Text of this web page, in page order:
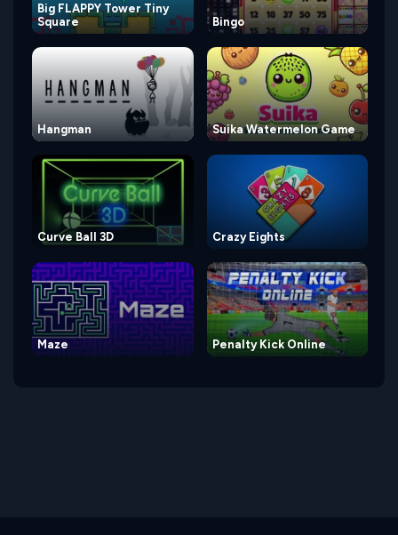
Big FLAPPY Tower Tiny
Square
Bingo
Hangman Suika Watermelon Game
Curve Ball 3D Crazy Eights
Maze Penalty Kick Online